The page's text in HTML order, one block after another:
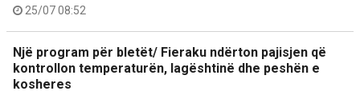
25/07 08:52
Një program për bletët/ Fieraku ndërton pajisjen që
kontrollon temperaturën, lagështinë dhe peshën e
kosheres